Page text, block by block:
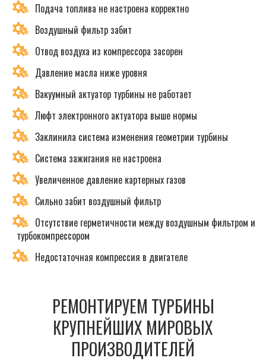
Подача топлива не настроена корректно
Воздушный фильтр забит
Отвод воздуха из компрессора засорен
Давление масла ниже уровня
Вакуумный актуатор турбины не работает
Люфт электронного актуатора выше нормы
Заклинила система изменения геометрии турбины
Система зажигания не настроена
Увеличенное давление картерных газов
Сильно забит воздушный фильтр
Отсутствие герметичности между воздушным фильтром и
турбокомпрессором
Недостаточная компрессия в двигателе
РЕМОНТИРУЕМ ТУРБИНЫ
КРУПНЕЙШИХ МИРОВЫХ
ПРОИЗВОДИТЕЛЕЙ